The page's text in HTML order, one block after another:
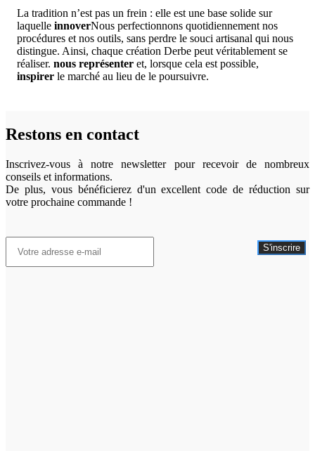
La tradition n’est pas un frein : elle est une base solide sur
laquelle innoverNous perfectionnons quotidiennement nos
procédures et nos outils, sans perdre le souci artisanal qui nous
distingue. Ainsi, chaque création Derbe peut véritablement se
réaliser. nous représenter et, lorsque cela est possible,
inspirer le marché au lieu de le poursuivre.
Restons en contact
Inscrivez-vous à notre newsletter pour recevoir de nombreux
conseils et informations.
De plus, vous bénéficierez d'un excellent code de réduction sur
votre prochaine commande !
S'inscrire